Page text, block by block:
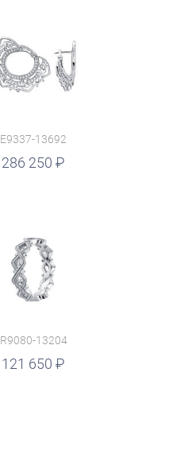
E9337-13692
286 250
R9080-13204
121 650